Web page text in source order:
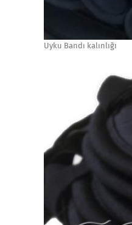
Uyku Bandı kalınlığı